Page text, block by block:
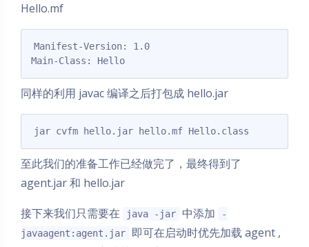
Hello.mf
Manifest-Version: 1.0
Main-Class: Hello
同样的利用 javac 编译之后打包成 hello.jar
jar cvfm hello.jar hello.mf Hello.class
至此我们的准备工作已经做完了，最终得到了
agent.jar 和 hello.jar
接下来我们只需要在
java -jar 中添加
-
javaagent:agent.jar
即可在启动时优先加载 agent ,